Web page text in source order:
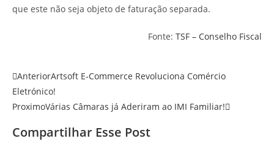
que este não seja objeto de faturação separada.
Fonte: TSF – Conselho Fiscal
AnteriorArtsoft E-Commerce Revoluciona Comércio
Eletrónico!
ProximoVárias Câmaras já Aderiram ao IMI Familiar!
Compartilhar Esse Post